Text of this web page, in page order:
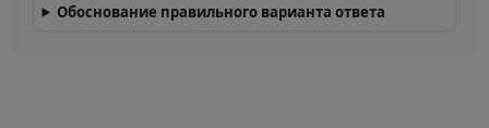
Обоснование правильного варианта ответа